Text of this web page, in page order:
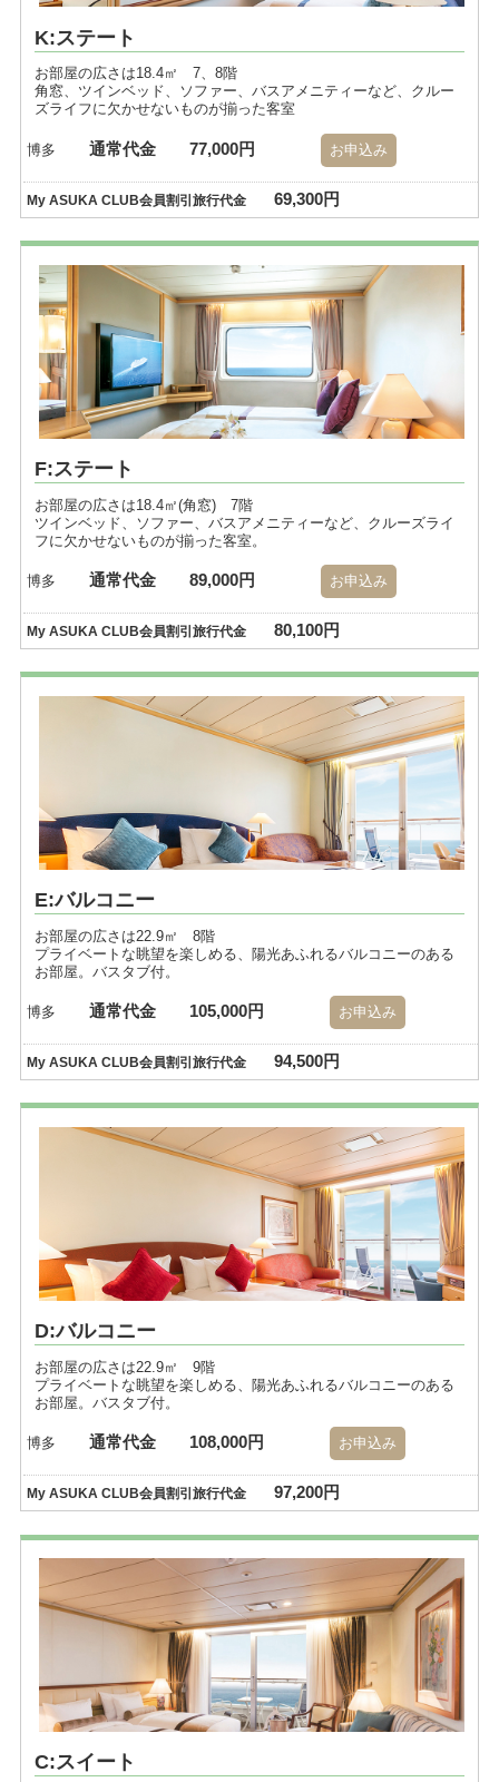
K:ステート
お部屋の広さは18.4㎡ 7、8階
角窓、ツインベッド、ソファー、バスアメニティーなど、クルー
ズライフに欠かせないものが揃った客室
博多 通常代金 77,000円 お申込み
My ASUKA CLUB会員割引旅行代金 69,300円
F:ステート
お部屋の広さは18.4㎡(角窓) 7階
ツインベッド、ソファー、バスアメニティーなど、クルーズライ
フに欠かせないものが揃った客室。
博多 通常代金 89,000円 お申込み
My ASUKA CLUB会員割引旅行代金 80,100円
E:バルコニー
お部屋の広さは22.9㎡ 8階
プライベートな眺望を楽しめる、陽光あふれるバルコニーのある
お部屋。バスタブ付。
博多 通常代金 105,000円 お申込み
My ASUKA CLUB会員割引旅行代金 94,500円
D:バルコニー
お部屋の広さは22.9㎡ 9階
プライベートな眺望を楽しめる、陽光あふれるバルコニーのある
お部屋。バスタブ付。
博多 通常代金 108,000円 お申込み
My ASUKA CLUB会員割引旅行代金 97,200円
C:スイート